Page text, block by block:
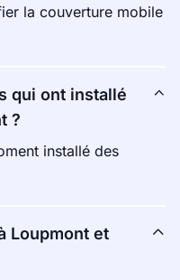
la couverture mobile
qui ont installé
?
installé des
Loupmont et